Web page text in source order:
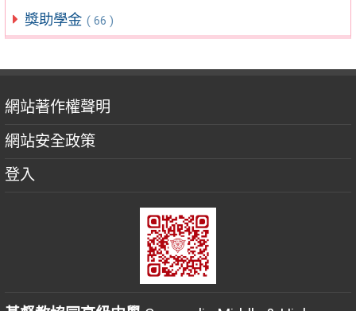
獎助學金 ( 66 )
網站著作權聲明
網站安全政策
登入